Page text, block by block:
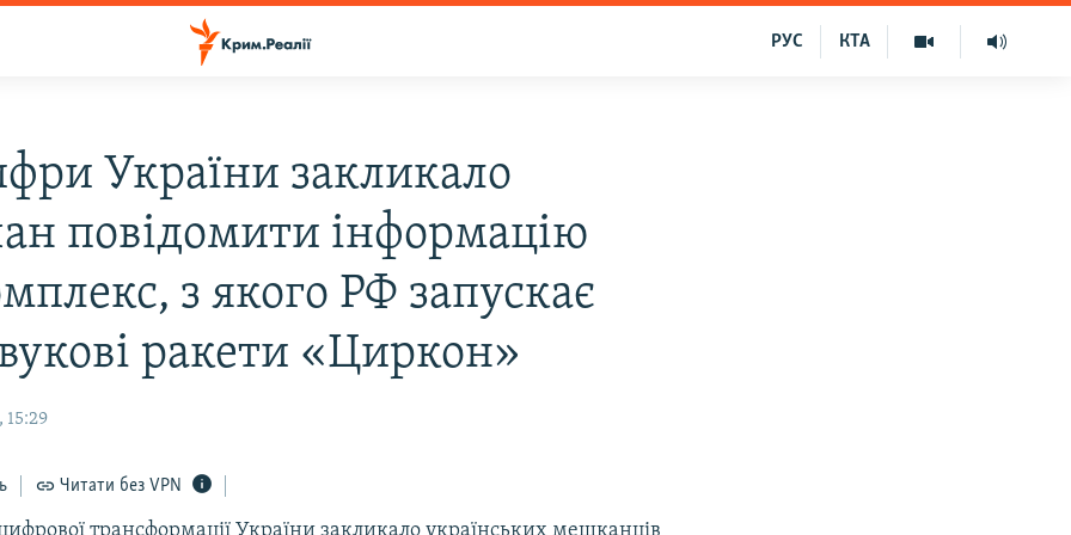
КТА
РУС
України закликало
повідомити інформацію
з якого РФ запускає
ракети «Циркон»
15:29
Читати без VPN